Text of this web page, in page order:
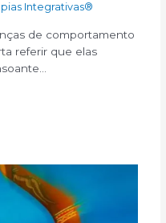
Integrativas®
de comportamento
referir que elas